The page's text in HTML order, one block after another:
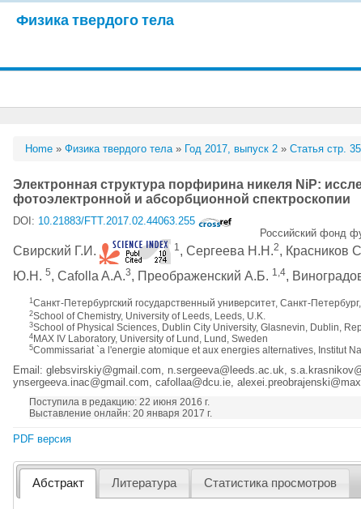
Физика твердого тела
Home »Физика твердого тела» Год 2017, выпуск 2 »Статья стр.
Электронная структура порфирина никеля NiP:
фотоэлектронной и абсорбционной спектроскопии
DOI: 10.21883/FTT.2017.02.44063.255
Российский фонд
Свирский Г.И. 1 , Сергеева Н.Н.2, Красников
Ю.Н.5, Cafolla A.A.3, Преображенский А.Б. 1,4,
1Санкт-Петербургский государственный университет, Санкт-
2School of Chemistry, University of Leeds, Leeds, U.K.
3School of Physical Sciences, Dublin City University, Glasnevin, Dublin,
4 MAX IV Laboratory, University of Lund, Lund, Sweden
5Commissariat `a l'energie atomique et aux energies alternatives, Institut
Email: glebsvirskiy@gmail.com, n.sergeeva@leeds.ac.uk,
ynsergeeva.inac@gmail.com, cafollaa@dcu.ie,
Поступила в редакцию: 22 июня 2016 г.
Выставление онлайн: 20 января 2017 г.
PDF версия
Абстракт Литература Статистика просмотров